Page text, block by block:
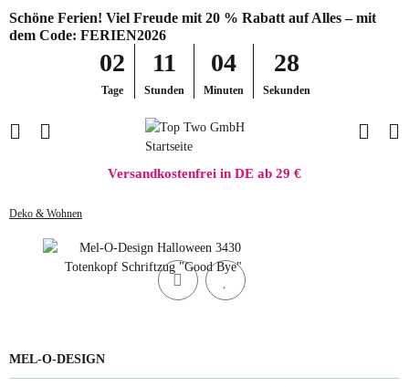
Schöne Ferien! Viel Freude mit 20 % Rabatt auf Alles – mit
dem Code: FERIEN2026
02
Tage
11
Stunden
04
Minuten
27
Sekunden
Versandkostenfrei in DE ab 29 €
Deko & Wohnen
MEL-O-DESIGN